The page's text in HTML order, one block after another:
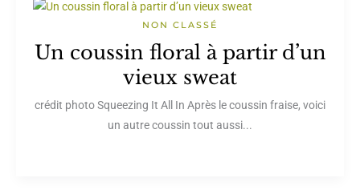
NON CLASSÉ
Un coussin floral à partir d’un
vieux sweat
crédit photo Squeezing It All In Après le coussin fraise, voici
un autre coussin tout aussi...